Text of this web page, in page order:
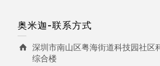
奥米迦-联系方式
深圳市南山区粤海街道科技园社区
综合楼